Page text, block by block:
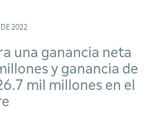
DE 2022
una ganancia neta
y ganancia de
mil millones en el